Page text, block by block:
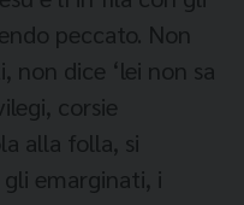
peccato. Non
non dice ‘lei non sa
corsie
alla folla, si
emarginati, i